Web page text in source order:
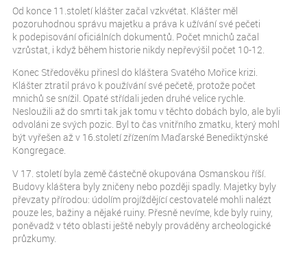
Od konce 11.století klášter začal vzkvétat. Klášter měl
pozoruhodnou správu majetku a práva k užívání své pečeti
k podepisování oficiálních dokumentů. Počet mnichů začal
vzrůstat, i když během historie nikdy nepřevýšil počet 10-12.
Konec Středověku přinesl do kláštera Svatého Mořice krizi.
Klášter ztratil právo k používání své pečetě, protože počet
mnichů se snížil. Opaté střídali jeden druhé velice rychle.
Nesloužili až do smrti tak jak tomu v těchto dobách bylo, ale byli
odvoláni ze svých pozic. Byl to čas vnitřního zmatku, který mohl
být vyřešen až v 16.století zřízením Maďarské Benediktýnské
Kongregace.
V 17. století byla země částečně okupována Osmanskou říší.
Budovy kláštera byly zničeny nebo později spadly. Majetky byly
převzaty přírodou: údolím projíždějící cestovatelé mohli nalézt
pouze les, bažiny a nějaké ruiny. Přesně nevíme, kde byly ruiny,
poněvadž v této oblasti ještě nebyly prováděny archeologické
průzkumy.